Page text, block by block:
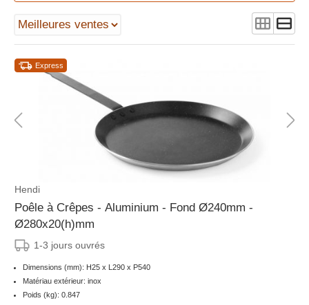
Express
Hendi
Poêle à Crêpes - Aluminium - Fond Ø240mm -
Ø280x20(h)mm
1-3 jours ouvrés
Dimensions (mm): H25 x L290 x P540
Matériau extérieur: inox
Poids (kg): 0.847